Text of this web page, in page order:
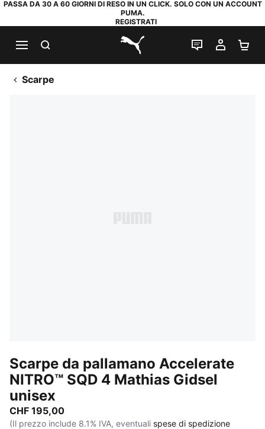
PASSA DA 30 A 60 GIORNI DI RESO IN UN CLICK. SOLO CON UN ACCOUNT
PUMA.
REGISTRATI
PUMA.com
CHAT IL MIO
Scarpe
Scarpe da pallamano Accelerate
NITRO™ SQD 4 Mathias Gidsel
unisex
CHF 195,00
(Il prezzo include 8.1% IVA, eventuali spese di spedizione